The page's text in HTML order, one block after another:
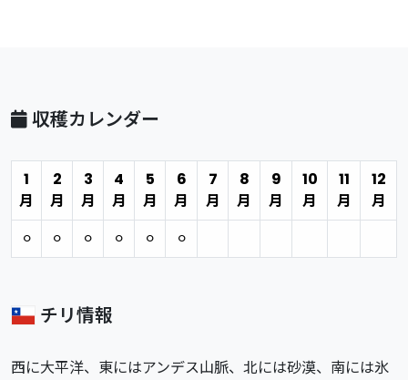
収穫カレンダー
1
月
2
月
3
月
4
月
5
月
6
月
7
月
8
月
9
月
10
月
11
月
12
月
⚪︎
⚪︎ ⚪︎ ⚪︎ ⚪︎ ⚪︎
チリ情報
西に大平洋、東にはアンデス山脈、北には砂漠、南には氷